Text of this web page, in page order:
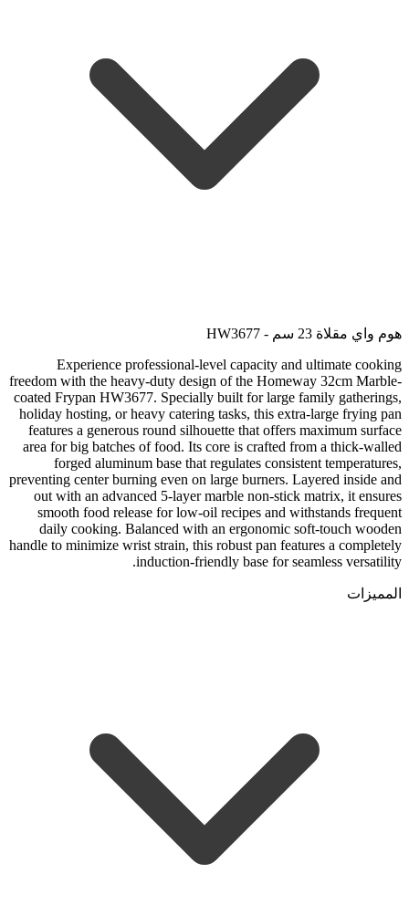
هوم واي مقلاة 23 سم - HW3677
Experience professional-level capacity and ultimate cooking
freedom with the heavy-duty design of the Homeway 32cm Marble-
coated Frypan HW3677. Specially built for large family gatherings,
holiday hosting, or heavy catering tasks, this extra-large frying pan
features a generous round silhouette that offers maximum surface
area for big batches of food. Its core is crafted from a thick-walled
forged aluminum base that regulates consistent temperatures,
preventing center burning even on large burners. Layered inside and
out with an advanced 5-layer marble non-stick matrix, it ensures
smooth food release for low-oil recipes and withstands frequent
daily cooking. Balanced with an ergonomic soft-touch wooden
handle to minimize wrist strain, this robust pan features a completely
induction-friendly base for seamless versatility.
المميزات